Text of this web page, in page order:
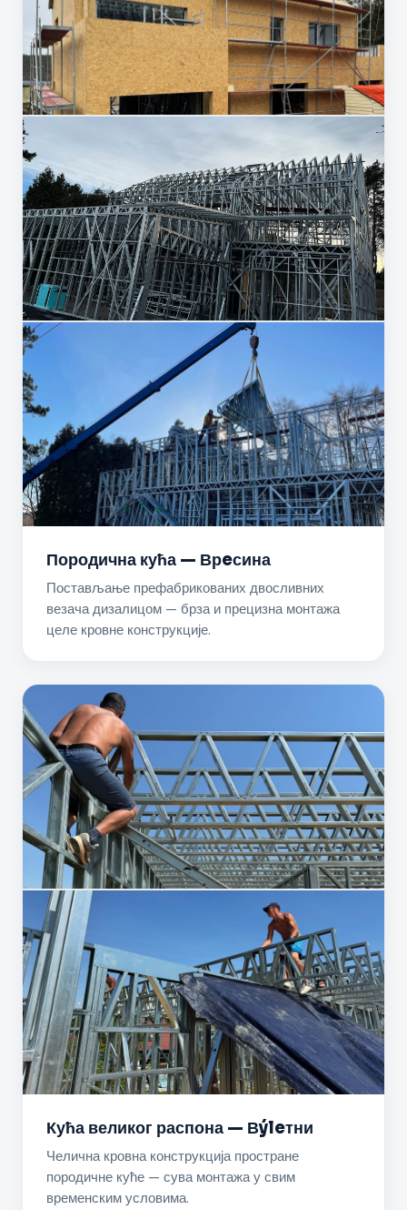
Породична кућа — Врeсина
Постављање префабрикованих двосливних
везача дизалицом — брза и прецизна монтажа
целе кровне конструкције.
Кућа великог распона — Вýleтни
Челична кровна конструкција простране
породичне куће — сува монтажа у свим
временским условима.